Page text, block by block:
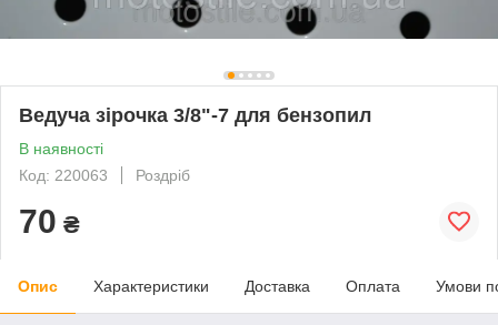
Ведуча зірочка 3/8"-7 для бензопил
В наявності
Код: 220063
Роздріб
70 ₴
Опис Характеристики Доставка Оплата Умови